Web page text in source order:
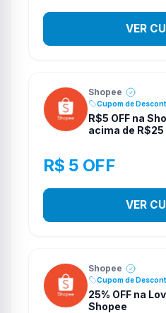
VER
Shopee
Cupom de
R$5 OFF na
acima de R$25
R$ 5 OFF
VER
Shopee
Cupom de
25% OFF na
Shopee